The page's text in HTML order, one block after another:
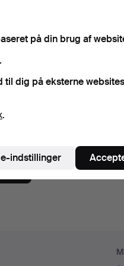
(frivilligt)
genstande og inspiration. Hvis
på din brug af
til dig på eksterne
.
indstillinger